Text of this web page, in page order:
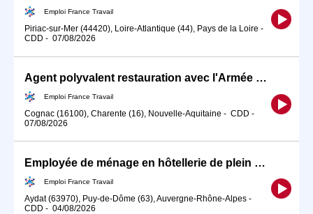
Emploi France Travail
Piriac-sur-Mer (44420), Loire-Atlantique (44), Pays de la Loire -
CDD - 07/08/2026
Agent polyvalent restauration avec l'Armée de l'Air (H/F)
Emploi France Travail
Cognac (16100), Charente (16), Nouvelle-Aquitaine - CDD -
07/08/2026
Employée de ménage en hôtellerie de plein air (H/F)
Emploi France Travail
Aydat (63970), Puy-de-Dôme (63), Auvergne-Rhône-Alpes -
CDD - 04/08/2026